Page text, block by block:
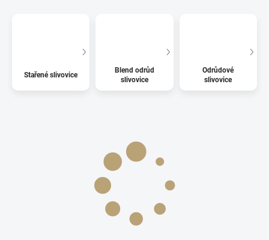
Stařené slivovice
Blend odrůd
slivovice
Odrůdové
slivovice